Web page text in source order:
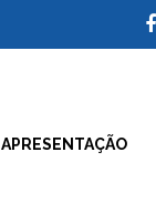
APRESENTAÇÃO